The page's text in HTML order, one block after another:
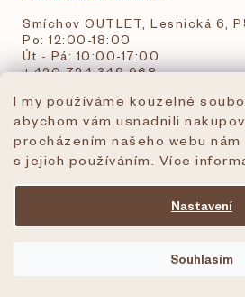
I my používáme kouzelné
abychom vám usnadnili
procházením našeho webu
s jejich používáním. Více
Nastavení
Souhlasím
Smíchov OUTLET, Lesnická 6,
Po: 12:00-18:00
Út - Pá: 10:00-17:00
+420 724 349 968
objednavky@creammy.cz
tel:+420 724 349 968
creammy.cz